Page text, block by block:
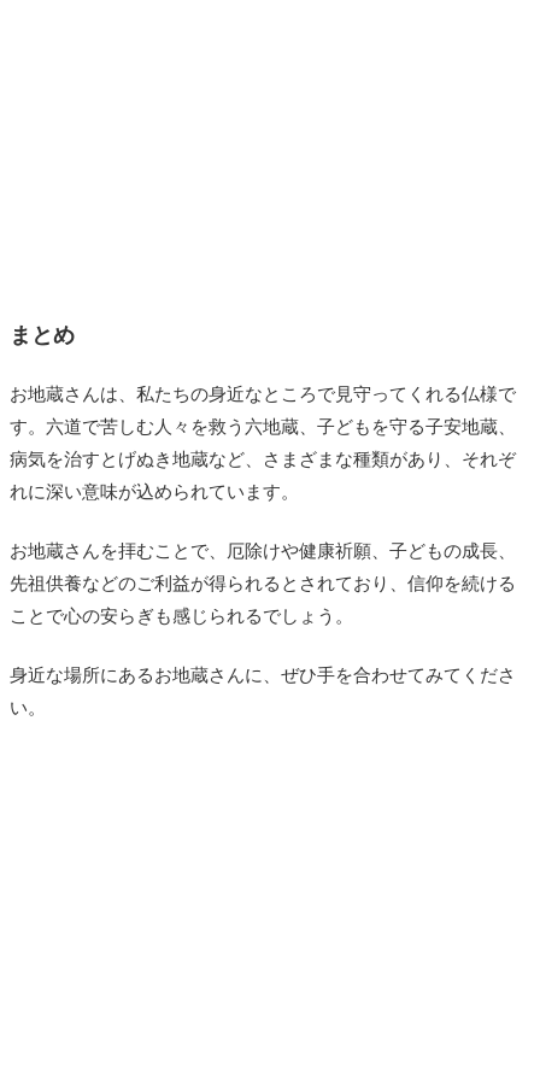
まとめ
お地蔵さんは、私たちの身近なところで見守ってくれる仏様で
す。六道で苦しむ人々を救う六地蔵、子どもを守る子安地蔵、
病気を治すとげぬき地蔵など、さまざまな種類があり、それぞ
れに深い意味が込められています。
お地蔵さんを拝むことで、厄除けや健康祈願、子どもの成長、
先祖供養などのご利益が得られるとされており、信仰を続ける
ことで心の安らぎも感じられるでしょう。
身近な場所にあるお地蔵さんに、ぜひ手を合わせてみてくださ
い。